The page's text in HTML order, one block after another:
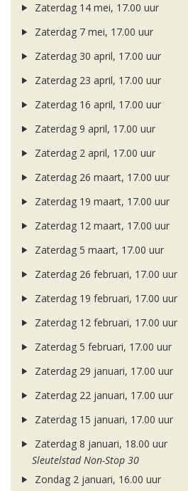
Zaterdag 14 mei, 17.00 uur
Zaterdag 7 mei, 17.00 uur
Zaterdag 30 april, 17.00 uur
Zaterdag 23 april, 17.00 uur
Zaterdag 16 april, 17.00 uur
Zaterdag 9 april, 17.00 uur
Zaterdag 2 april, 17.00 uur
Zaterdag 26 maart, 17.00 uur
Zaterdag 19 maart, 17.00 uur
Zaterdag 12 maart, 17.00 uur
Zaterdag 5 maart, 17.00 uur
Zaterdag 26 februari, 17.00 uur
Zaterdag 19 februari, 17.00 uur
Zaterdag 12 februari, 17.00 uur
Zaterdag 5 februari, 17.00 uur
Zaterdag 29 januari, 17.00 uur
Zaterdag 22 januari, 17.00 uur
Zaterdag 15 januari, 17.00 uur
Zaterdag 8 januari, 18.00 uur
Sleutelstad Non-Stop 30
Zondag 2 januari, 16.00 uur